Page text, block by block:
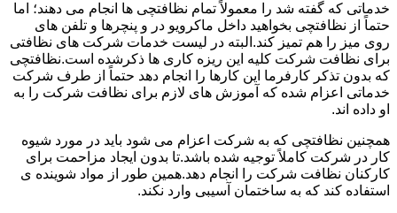
خدماتی که گفته شد را معمولاً تمام نظافتچی ها انجام می دهند؛ اما
حتماً از نظافتچی بخواهید داخل ماکرویو در و پنچرها و تلفن های
روی میز را هم تمیز کند.البته در لیست خدمات شرکت های نظافتی
برای نظافت شرکت کلیه این ریزه کاری ها ذکرشده است.نظافتچی
که بدون تذکر کارفرما این کارها را انجام دهد حتماً از طرف شرکت
خدماتی اعزام شده که آموزش های لازم برای نظافت شرکت را به
او داده اند.
همچنین نظافتچی که به شرکت اعزام می شود باید در مورد شیوه
کار در شرکت کاملاً توجیه شده باشد.تا بدون ایجاد مزاحمت برای
کارکنان نظافت شرکت را انجام دهد.همین طور از مواد شوینده ی
استفاده کند که به ساختمان آسیبی وارد نکند.